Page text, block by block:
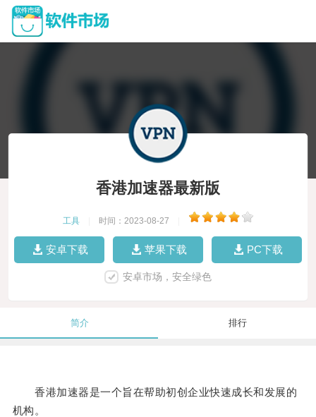
香港加速器最新版
工具 时间：2023-08-27
安卓下载 苹果下载 PC下载
安卓市场，安全绿色
简介 排行
香港加速器是一个旨在帮助初创企业快速成长和发展的
机构。